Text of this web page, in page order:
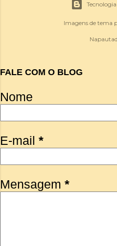
Imagens de tema
FALE COM O BLOG
Nome
E-mail *
Mensagem *